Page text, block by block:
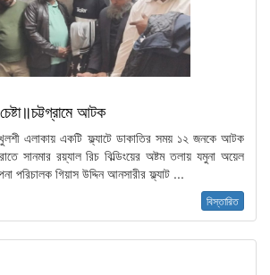
আটক
এলাকায় একটি ফ্ল্যাটে ডাকাতির সময় ১২ জনকে আটক
সানমার রয়্যাল রিচ বিল্ডিংয়ের অষ্টম তলায় যমুনা অয়েল
পরিচালক গিয়াস উদ্দিন আনসারীর ফ্ল্যাট ...
বিস্তারিত